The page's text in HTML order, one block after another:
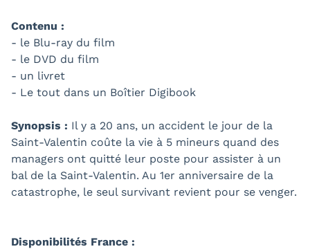
Contenu :
- le Blu-ray du film
- le DVD du film
- un livret
- Le tout dans un Boîtier Digibook
Synopsis : Il y a 20 ans, un accident le jour de la
Saint-Valentin coûte la vie à 5 mineurs quand des
managers ont quitté leur poste pour assister à un
bal de la Saint-Valentin. Au 1er anniversaire de la
catastrophe, le seul survivant revient pour se venger.
Disponibilités France :